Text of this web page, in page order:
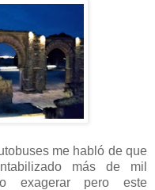
me habló de que
más de mil
exagerar pero este